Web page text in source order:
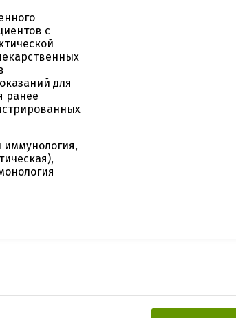
с
для
ранее
иммунология,